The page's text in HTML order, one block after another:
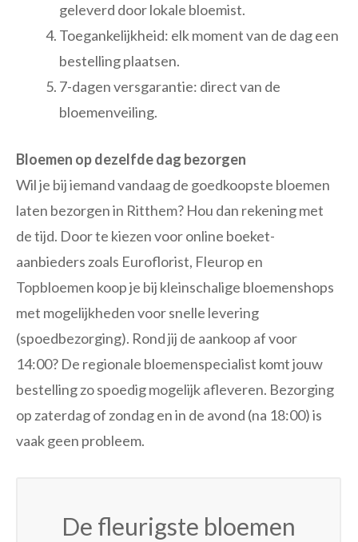
geleverd door lokale bloemist.
Toegankelijkheid: elk moment van de dag een
bestelling plaatsen.
7-dagen versgarantie: direct van de
bloemenveiling.
Bloemen op dezelfde dag bezorgen
Wil je bij iemand vandaag de goedkoopste bloemen
laten bezorgen in Ritthem? Hou dan rekening met
de tijd. Door te kiezen voor online boeket-
aanbieders zoals Euroflorist, Fleurop en
Topbloemen koop je bij kleinschalige bloemenshops
met mogelijkheden voor snelle levering
(spoedbezorging). Rond jij de aankoop af voor
14:00? De regionale bloemenspecialist komt jouw
bestelling zo spoedig mogelijk afleveren. Bezorging
op zaterdag of zondag en in de avond (na 18:00) is
vaak geen probleem.
De fleurigste bloemen